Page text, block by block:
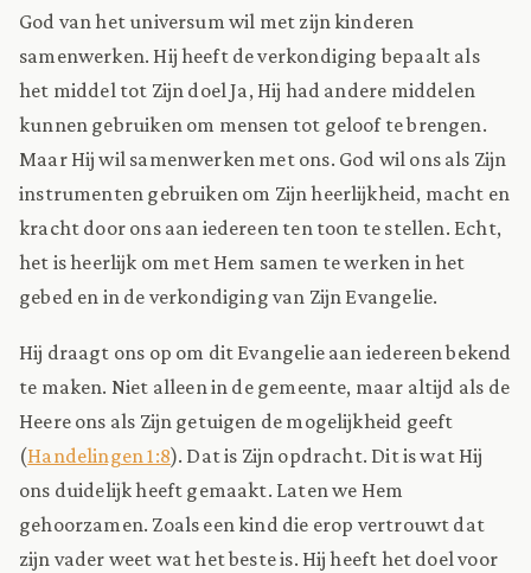
God van het universum wil met zijn kinderen
samenwerken. Hij heeft de verkondiging bepaalt als
het middel tot Zijn doel Ja, Hij had andere middelen
kunnen gebruiken om mensen tot geloof te brengen.
Maar Hij wil samenwerken met ons. God wil ons als Zijn
instrumenten gebruiken om Zijn heerlijkheid, macht en
kracht door ons aan iedereen ten toon te stellen. Echt,
het is heerlijk om met Hem samen te werken in het
gebed en in de verkondiging van Zijn Evangelie.
Hij draagt ons op om dit Evangelie aan iedereen bekend
te maken. Niet alleen in de gemeente, maar altijd als de
Heere ons als Zijn getuigen de mogelijkheid geeft
(Handelingen 1:8). Dat is Zijn opdracht. Dit is wat Hij
ons duidelijk heeft gemaakt. Laten we Hem
gehoorzamen. Zoals een kind die erop vertrouwt dat
zijn vader weet wat het beste is. Hij heeft het doel voor